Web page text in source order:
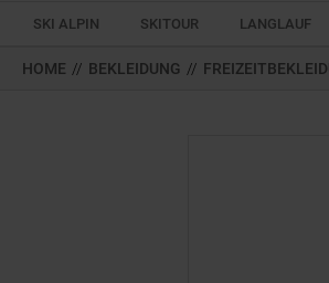
SKI ALPIN SKITOUR LANGLAUF
HOME // BEKLEIDUNG //